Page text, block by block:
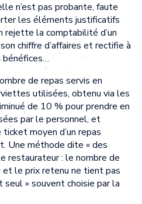
n’est pas probante, faute
les éléments justificatifs
rejette la comptabilité d’un
chiffre d’affaires et rectifie à
bénéfices…
de repas servis en
utilisées, obtenu via les
de 10 % pour prendre en
par le personnel, et
moyen d’un repas
Une méthode dite « des
restaurateur : le nombre de
et le prix retenu ne tient pas
» souvent choisie par la